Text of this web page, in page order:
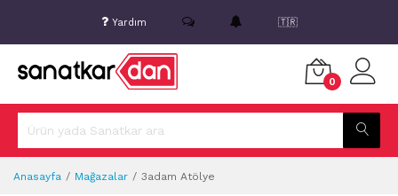
Yardım 🇹🇷
0
Anasayfa Mağazalar 3adam Atölye